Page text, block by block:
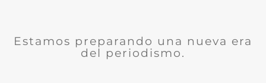
Estamos preparando una nueva era
del periodismo.